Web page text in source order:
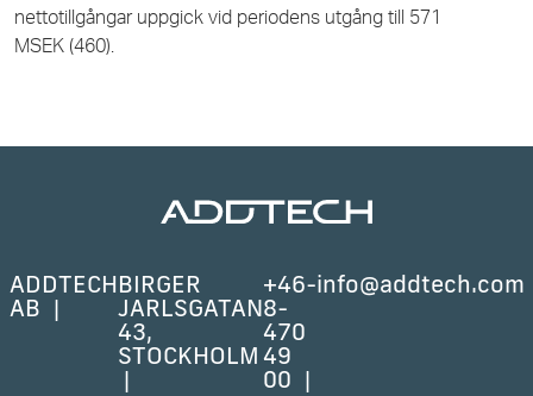
nettotillgångar uppgick vid periodens utgång till 571
MSEK (460).
ADDTECH
AB
BIRGER
JARLSGATAN
43,
STOCKHOLM
+46-
8-
470
49
00
info@addtech.com